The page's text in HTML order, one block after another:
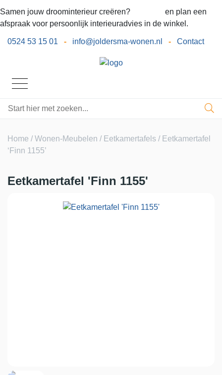
Samen jouw droominterieur creëren?
en plan een
afspraak voor persoonlijk interieuradvies in de winkel.
0524 53 15 01 - info@joldersma-wonen.nl - Contact
Home /Wonen-Meubelen / Eetkamertafels / Eetkamertafel
‘Finn 1155’
Eetkamertafel 'Finn 1155'